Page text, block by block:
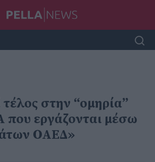
στην ‘‘ομηρία’’
εργάζονται μέσω
ΟΑΕΔ»